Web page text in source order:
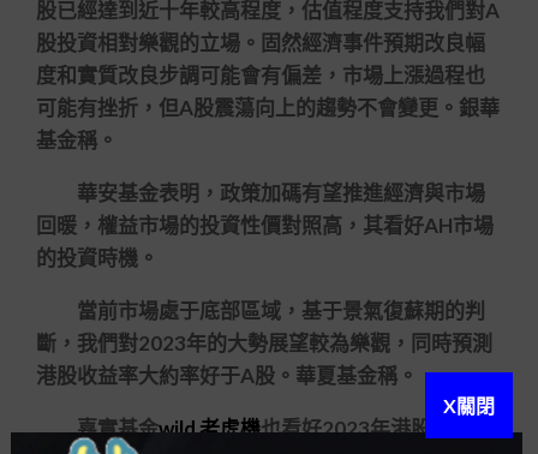
股已經達到近十年較高程度，估值程度支持我們對A
股投資相對樂觀的立場。固然經濟事件預期改良幅
度和實質改良步調可能會有偏差，市場上漲過程也
可能有挫折，但A股震蕩向上的趨勢不會變更。銀華
基金稱。
華安基金表明，政策加碼有望推進經濟與市場
回暖，權益市場的投資性價對照高，其看好AH市場
的投資時機。
當前市場處于底部區域，基于景氣復蘇期的判
斷，我們對2023年的大勢展望較為樂觀，同時預測
港股收益率大約率好于A股。華夏基金稱。
嘉實基金wild 老虎機也看好2023年港股的體
X關閉